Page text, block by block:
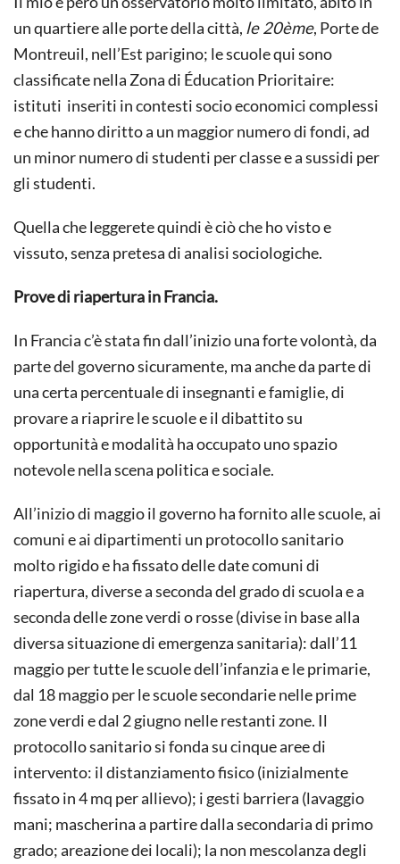
un quartiere alle porte della città, le 20ème, Porte de
Montreuil, nell’Est parigino; le scuole qui sono
classificate nella Zona di Éducation Prioritaire:
istituti inseriti in contesti socio economici complessi
e che hanno diritto a un maggior numero di fondi, ad
un minor numero di studenti per classe e a sussidi per
gli studenti.
Quella che leggerete quindi è ciò che ho visto e
vissuto, senza pretesa di analisi sociologiche.
Prove di riapertura in Francia.
In Francia c’è stata fin dall’inizio una forte volontà, da
parte del governo sicuramente, ma anche da parte di
una certa percentuale di insegnanti e famiglie, di
provare a riaprire le scuole e il dibattito su
opportunità e modalità ha occupato uno spazio
notevole nella scena politica e sociale.
All’inizio di maggio il governo ha fornito alle scuole, ai
comuni e ai dipartimenti un protocollo sanitario
molto rigido e ha fissato delle date comuni di
riapertura, diverse a seconda del grado di scuola e a
seconda delle zone verdi o rosse (divise in base alla
diversa situazione di emergenza sanitaria): dall’11
maggio per tutte le scuole dell’infanzia e le primarie,
dal 18 maggio per le scuole secondarie nelle prime
zone verdi e dal 2 giugno nelle restanti zone. Il
protocollo sanitario si fonda su cinque aree di
intervento: il distanziamento fisico (inizialmente
fissato in 4 mq per allievo); i gesti barriera (lavaggio
mani; mascherina a partire dalla secondaria di primo
grado; areazione dei locali); la non mescolanza degli